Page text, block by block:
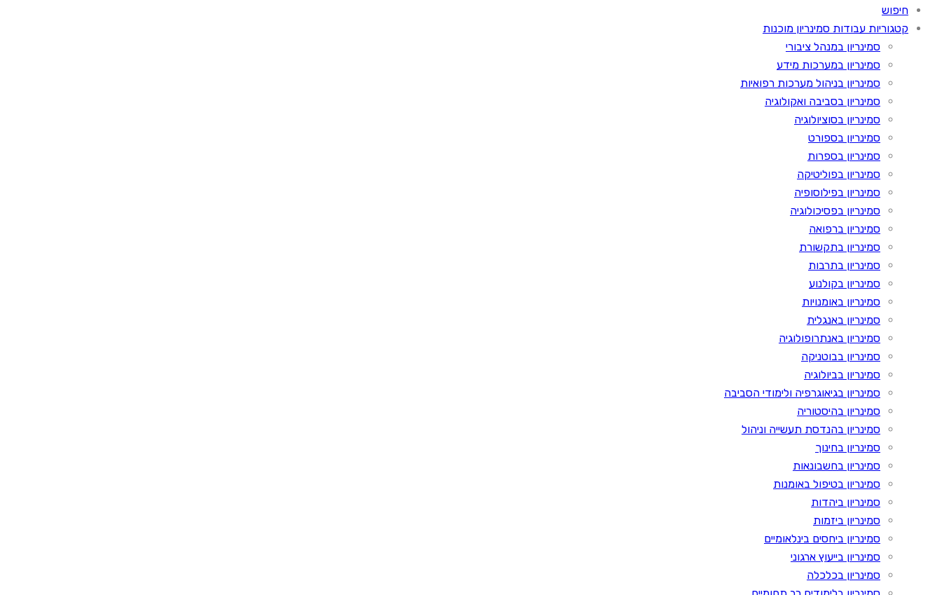
חיפוש
קטגוריות עבודות סמינריון מוכנות
סמינריון במנהל ציבורי
סמינריון במערכות מידע
סמינריון בניהול מערכות רפואיות
סמינריון בסביבה ואקולוגיה
סמינריון בסוציולוגיה
סמינריון בספורט
סמינריון בספרות
סמינריון בפוליטיקה
סמינריון בפילוסופיה
סמינריון בפסיכולוגיה
סמינריון ברפואה
סמינריון בתקשורת
סמינריון בתרבות
סמינריון בקולנוע
סמינריון באומנויות
סמינריון באנגלית
סמינריון באנתרופולוגיה
סמינריון בבוטניקה
סמינריון בביולוגיה
סמינריון בגיאוגרפיה ולימודי הסביבה
סמינריון בהיסטוריה
סמינריון בהנדסת תעשייה וניהול
סמינריון בחינוך
סמינריון בחשבונאות
סמינריון בטיפול באומנות
סמינריון ביהדות
סמינריון ביזמות
סמינריון ביחסים בינלאומיים
סמינריון בייעוץ ארגוני
סמינריון בכלכלה